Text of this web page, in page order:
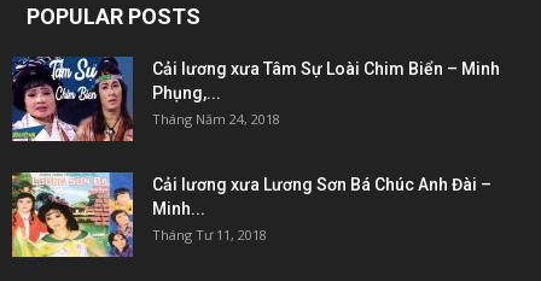
POPULAR POSTS
Cải lương xưa Tâm Sự Loài Chim Biển – Minh
Phụng,...
Tháng Năm 24, 2018
Cải lương xưa Lương Sơn Bá Chúc Anh Đài –
Minh...
Tháng Tư 11, 2018